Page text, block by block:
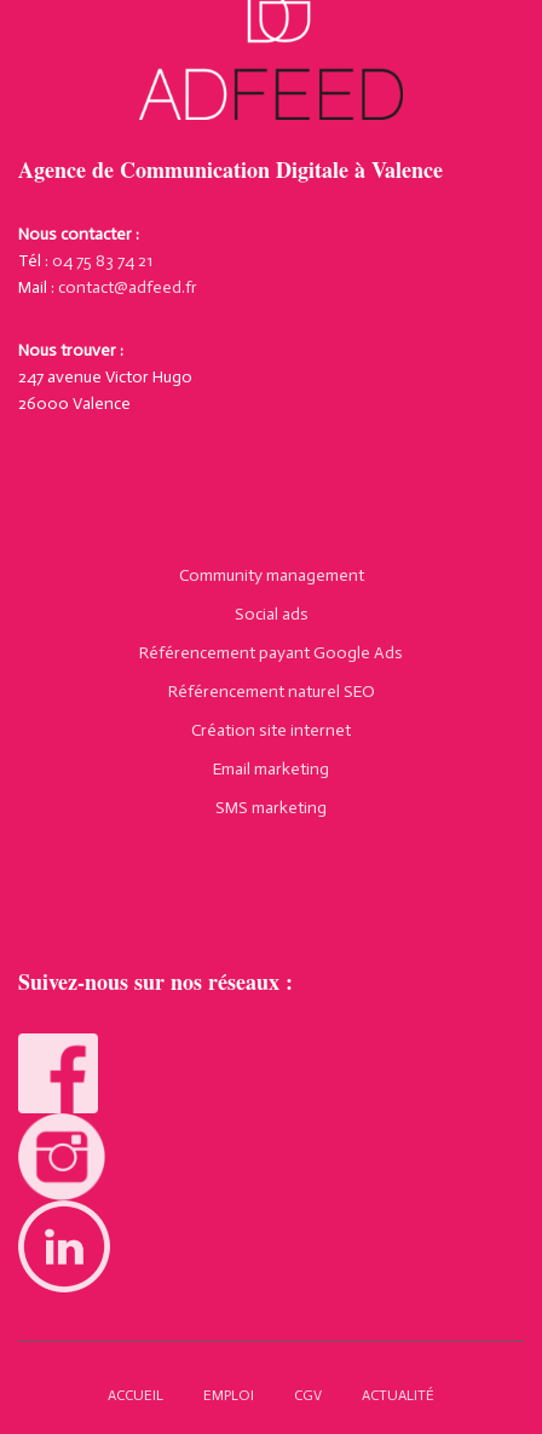
Agence de Communication Digitale à Valence
Nous contacter :
Tél : 04 75 83 74 21
Mail : contact@adfeed.fr
Nous trouver :
247 avenue Victor Hugo
26000 Valence
Community management
Social ads
Référencement payant Google Ads
Référencement naturel SEO
Création site internet
Email marketing
SMS marketing
Suivez-nous sur nos réseaux :
ACCUEIL EMPLOI CGV ACTUALITÉ